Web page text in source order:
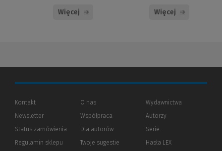
Więcej Więcej
Kontakt
Newsletter
Status zamówienia
Regulamin sklepu
O nas
Współpraca
Dla autorów(Nowe
(Link
innej
Twoje sugestie
Wydawnictwa
Autorzy
Serie
Hasła LEX